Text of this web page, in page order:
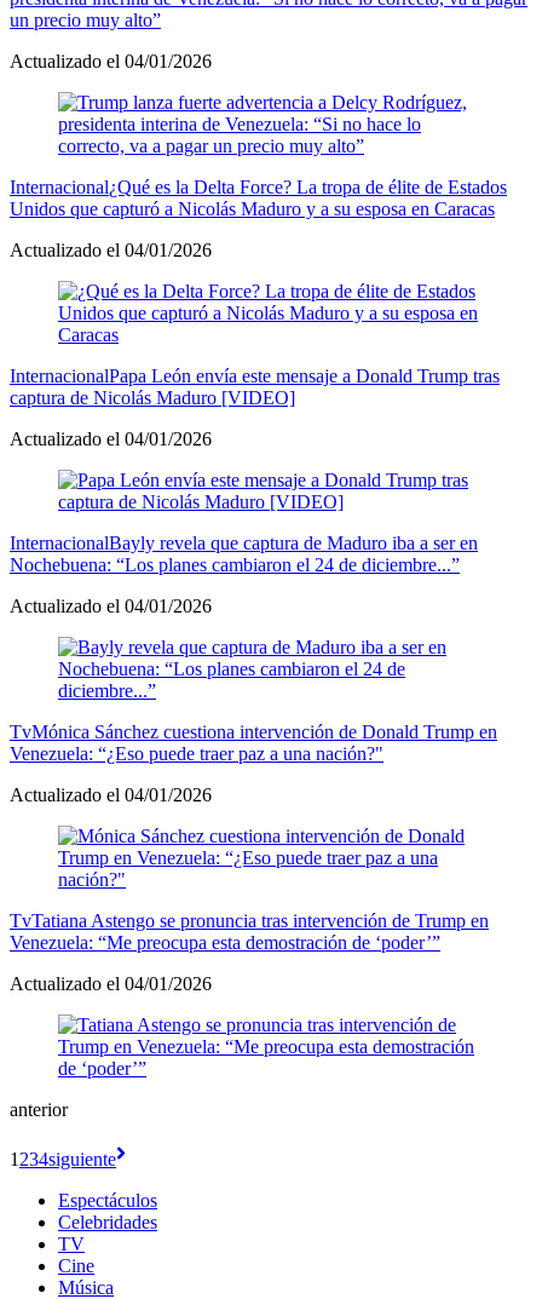
un precio muy alto”
Actualizado el 04/01/2026
Internacional¿Qué es la Delta Force? La tropa de élite de Estados
Unidos que capturó a Nicolás Maduro y a su esposa en Caracas
Actualizado el 04/01/2026
InternacionalPapa León envía este mensaje a Donald Trump tras
captura de Nicolás Maduro [VIDEO]
Actualizado el 04/01/2026
InternacionalBayly revela que captura de Maduro iba a ser en
Nochebuena: “Los planes cambiaron el 24 de diciembre...”
Actualizado el 04/01/2026
TvMónica Sánchez cuestiona intervención de Donald Trump en
Venezuela: “¿Eso puede traer paz a una nación?"
Actualizado el 04/01/2026
TvTatiana Astengo se pronuncia tras intervención de Trump en
Venezuela: “Me preocupa esta demostración de ‘poder’”
Actualizado el 04/01/2026
anterior
1 234siguiente
Espectáculos
Celebridades
TV
Cine
Música